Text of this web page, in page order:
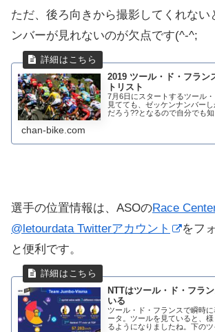
ただ、後ろ向きから撮影してくれない
ンバーが見れないのが欠点です(^-^;
2019 ツール・ド・フラン
トリスト
7月6日にスタートするツール
見てても、ゼッケンナンバー
だろう??となるので自分でも知
chan-bike.com
選手の位置情報は、 ASOのRace
@letourdata Twitterアカウント
をフ
と便利です。
NTTはツール・ド・フラ
いる
ツール・ド・フランスで瞬時
ータ。ツールを見ていると、
るようになりましたね。下のツ